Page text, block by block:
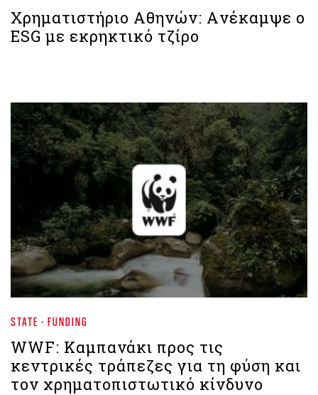
Χρηματιστήριο Αθηνών: Aνέκαμψε ο
ESG με εκρηκτικό τζίρο
STATE - FUNDING
WWF: Καμπανάκι προς τις
κεντρικές τράπεζες για τη φύση και
τον χρηματοπιστωτικό κίνδυνο